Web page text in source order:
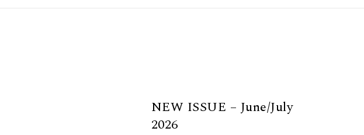
NEW ISSUE – June/July
2026